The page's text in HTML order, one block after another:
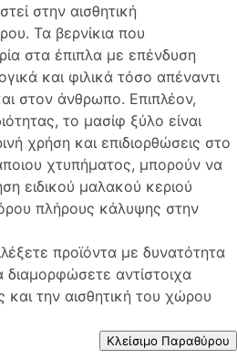
στην αισθητική
Τα βερνίκια που
στα έπιπλα με επένδυση
και φιλικά τόσο απέναντι
στον άνθρωπο. Επιπλέον,
το μασίφ ξύλο είναι
χρήση και επιδιορθώσεις στο
χτυπήματος, μπορούν να
ειδικού μαλακού κεριού
πλήρους κάλυψης στην
προϊόντα με δυνατότητα
διαμορφώσετε αντίστοιχα
την αισθητική του χώρου
Κλείσιμο Παραθύρου